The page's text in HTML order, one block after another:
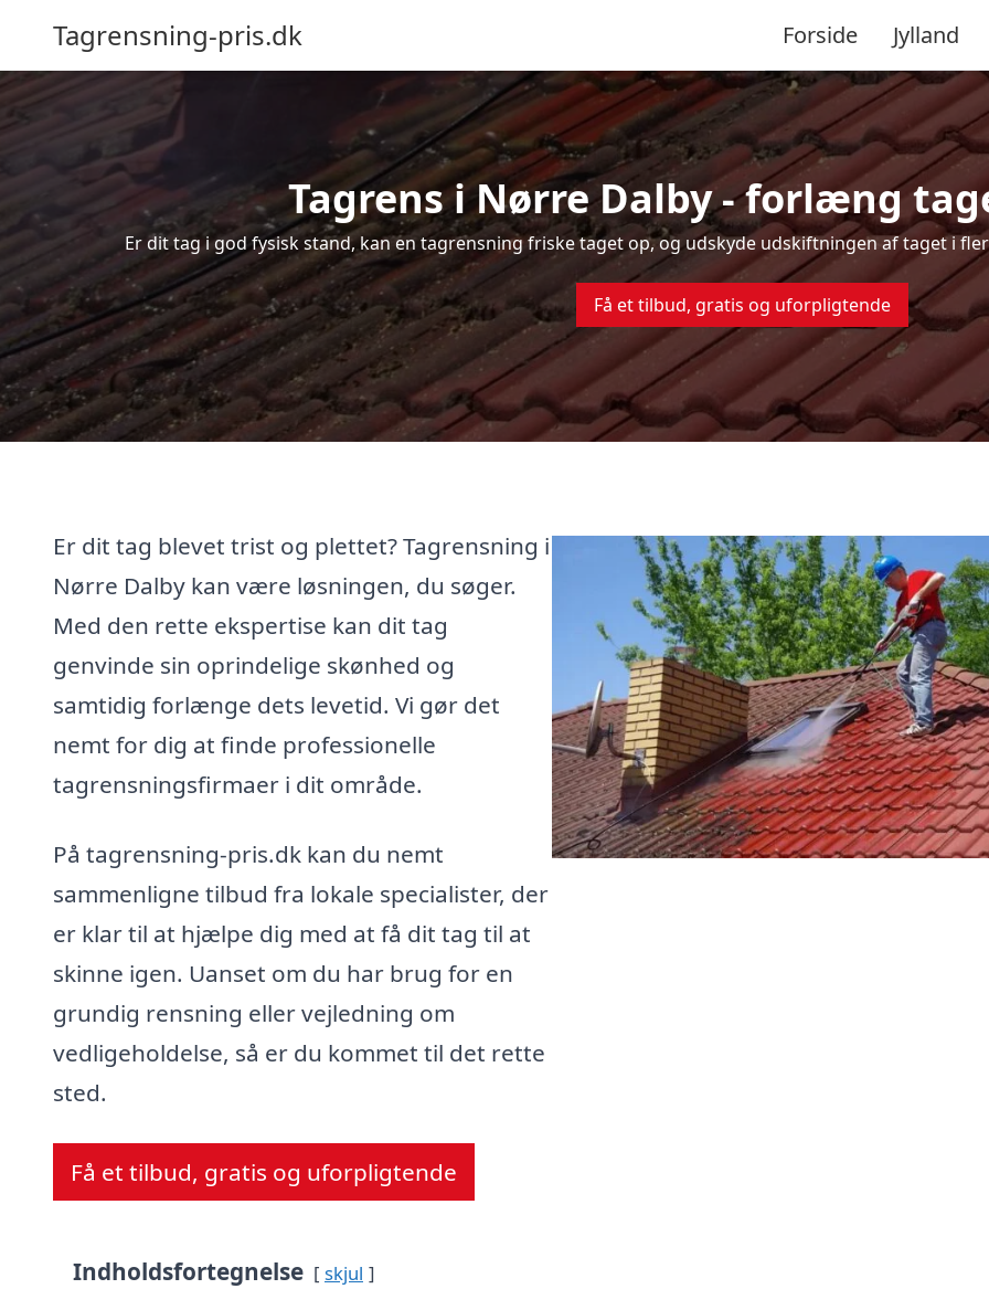
Tagrensning-pris.dk Forside Jylland
Tagrens i Nørre Dalby - forlæng
Er dit tag i god fysisk stand, kan en tagrensning friske taget op, og udskyde udskiftningen af taget i
Få et tilbud, gratis og uforpligtende
Er dit tag blevet trist og plettet? Tagrensning i
Nørre Dalby kan være løsningen, du søger.
Med den rette ekspertise kan dit tag
genvinde sin oprindelige skønhed og
samtidig forlænge dets levetid. Vi gør det
nemt for dig at finde professionelle
tagrensningsfirmaer i dit område.
På tagrensning-pris.dk kan du nemt
sammenligne tilbud fra lokale specialister, der
er klar til at hjælpe dig med at få dit tag til at
skinne igen. Uanset om du har brug for en
grundig rensning eller vejledning om
vedligeholdelse, så er du kommet til det rette
sted.
Få et tilbud, gratis og uforpligtende
Indholdsfortegnelse skjul